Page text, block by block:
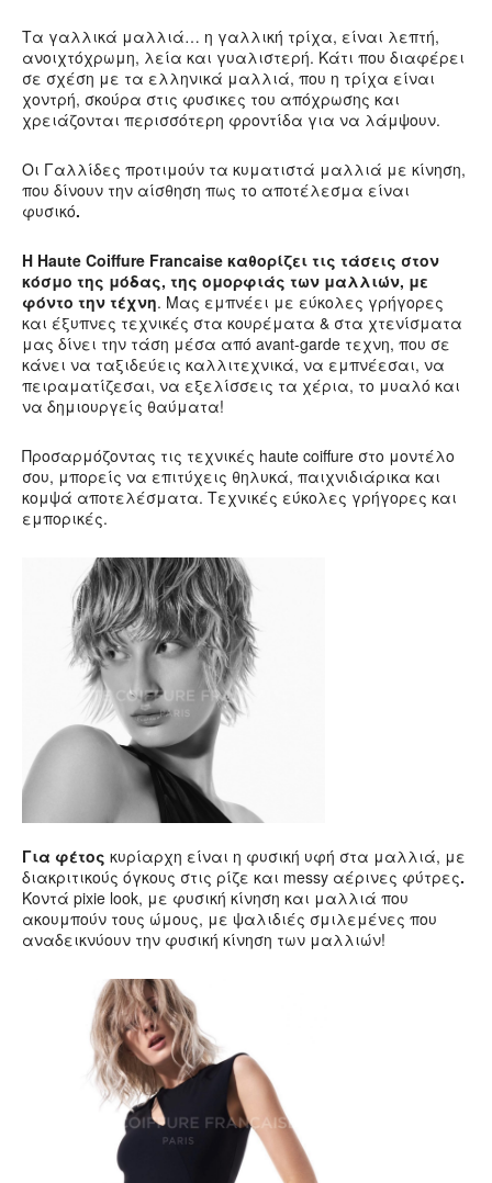
Τα γαλλικά μαλλιά… η γαλλική τρίχα, είναι λεπτή,
ανοιχτόχρωμη, λεία και γυαλιστερή. Κάτι που διαφέρει
σε σχέση με τα ελληνικά μαλλιά, που η τρίχα είναι
χοντρή, σκούρα στις φυσικες του απόχρωσης και
χρειάζονται περισσότερη φροντίδα για να λάμψουν.
Οι Γαλλίδες προτιμούν τα κυματιστά μαλλιά με κίνηση,
που δίνουν την αίσθηση πως το αποτέλεσμα είναι
φυσικό.
Η Ηaute Coiffure Francaise καθορίζει τις τάσεις στον
κόσμο της μόδας, της ομορφιάς των μαλλιών, με
φόντο την τέχνη. Μας εμπνέει με εύκολες γρήγορες
και έξυπνες τεχνικές στα κουρέματα & στα χτενίσματα
μας δίνει την τάση μέσα από avant-garde τεχνη, που σε
κάνει να ταξιδεύεις καλλιτεχνικά, να εμπνέεσαι, να
πειραματίζεσαι, να εξελίσσεις τα χέρια, το μυαλό και
να δημιουργείς θαύματα!
Προσαρμόζοντας τις τεχνικές haute coiffure στο μοντέλο
σου, μπορείς να επιτύχεις θηλυκά, παιχνιδιάρικα και
κομψά αποτελέσματα. Τεχνικές εύκολες γρήγορες και
εμπορικές.
Για φέτος κυρίαρχη είναι η φυσική υφή στα μαλλιά, με
διακριτικούς όγκους στις ρίζε και messy αέρινες φύτρες.
Κοντά pixie look, με φυσική κίνηση και μαλλιά που
ακουμπούν τους ώμους, με ψαλιδιές σμιλεμένες που
αναδεικνύουν την φυσική κίνηση των μαλλιών!